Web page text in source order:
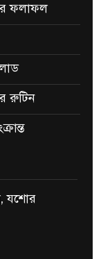
ফলাফল
রুটিন
যশোর